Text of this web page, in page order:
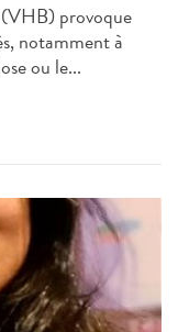
(VHB) provoque
notamment à
ou le...